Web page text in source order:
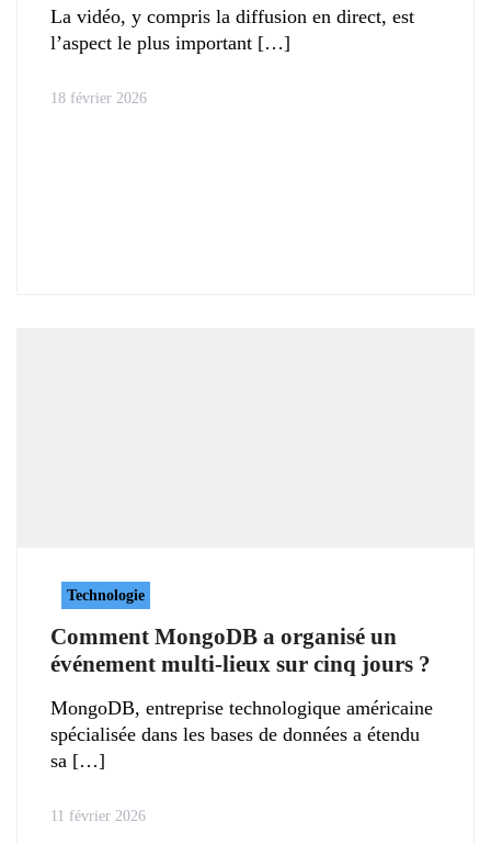
La vidéo, y compris la diffusion en direct, est
l’aspect le plus important
18 février 2026
Technologie
Comment MongoDB a organisé un
événement multi-lieux sur cinq jours ?
MongoDB, entreprise technologique américaine
spécialisée dans les bases de données a étendu
sa
11 février 2026